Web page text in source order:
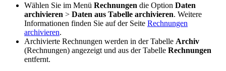
Wählen Sie im Menü Rechnungen die Option Daten
archivieren > Daten aus Tabelle archivieren. Weitere
Informationen finden Sie auf der Seite Rechnungen
archivieren.
Archivierte Rechnungen werden in der Tabelle Archiv
(Rechnungen) angezeigt und aus der Tabelle Rechnungen
entfernt.